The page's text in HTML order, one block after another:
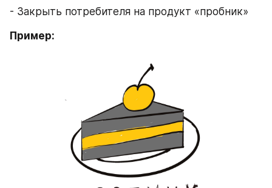
- Закрыть потребителя на продукт «пробник»
Пример: